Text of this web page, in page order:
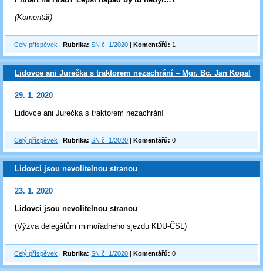
(Komentář)
Celý příspěvek |Rubrika: SN č. 1/2020 |Komentářů: 1
Lidovce ani Jurečka s traktorem nezachrání – Mgr. Bc. Jan Kopal
29. 1. 2020
Lidovce ani Jurečka s traktorem nezachrání
Celý příspěvek |Rubrika: SN č. 1/2020 |Komentářů: 0
Lidovci jsou nevolitelnou stranou
23. 1. 2020
Lidovci jsou nevolitelnou stranou
(Výzva delegátům mimořádného sjezdu KDU-ČSL)
Celý příspěvek |Rubrika: SN č. 1/2020 |Komentářů: 0